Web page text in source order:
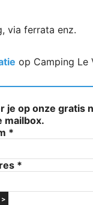
via ferrata enz.
op Camping Le
je op onze gratis
mailbox.
*
*